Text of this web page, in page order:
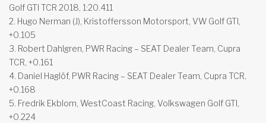
Golf GTI TCR 2018, 1:20.411
2. Hugo Nerman (J), Kristoffersson Motorsport, VW Golf GTI,
+0.105
3. Robert Dahlgren, PWR Racing – SEAT Dealer Team, Cupra
TCR, +0.161
4. Daniel Haglöf, PWR Racing – SEAT Dealer Team, Cupra TCR,
+0.168
5. Fredrik Ekblom, WestCoast Racing, Volkswagen Golf GTI,
+0.224